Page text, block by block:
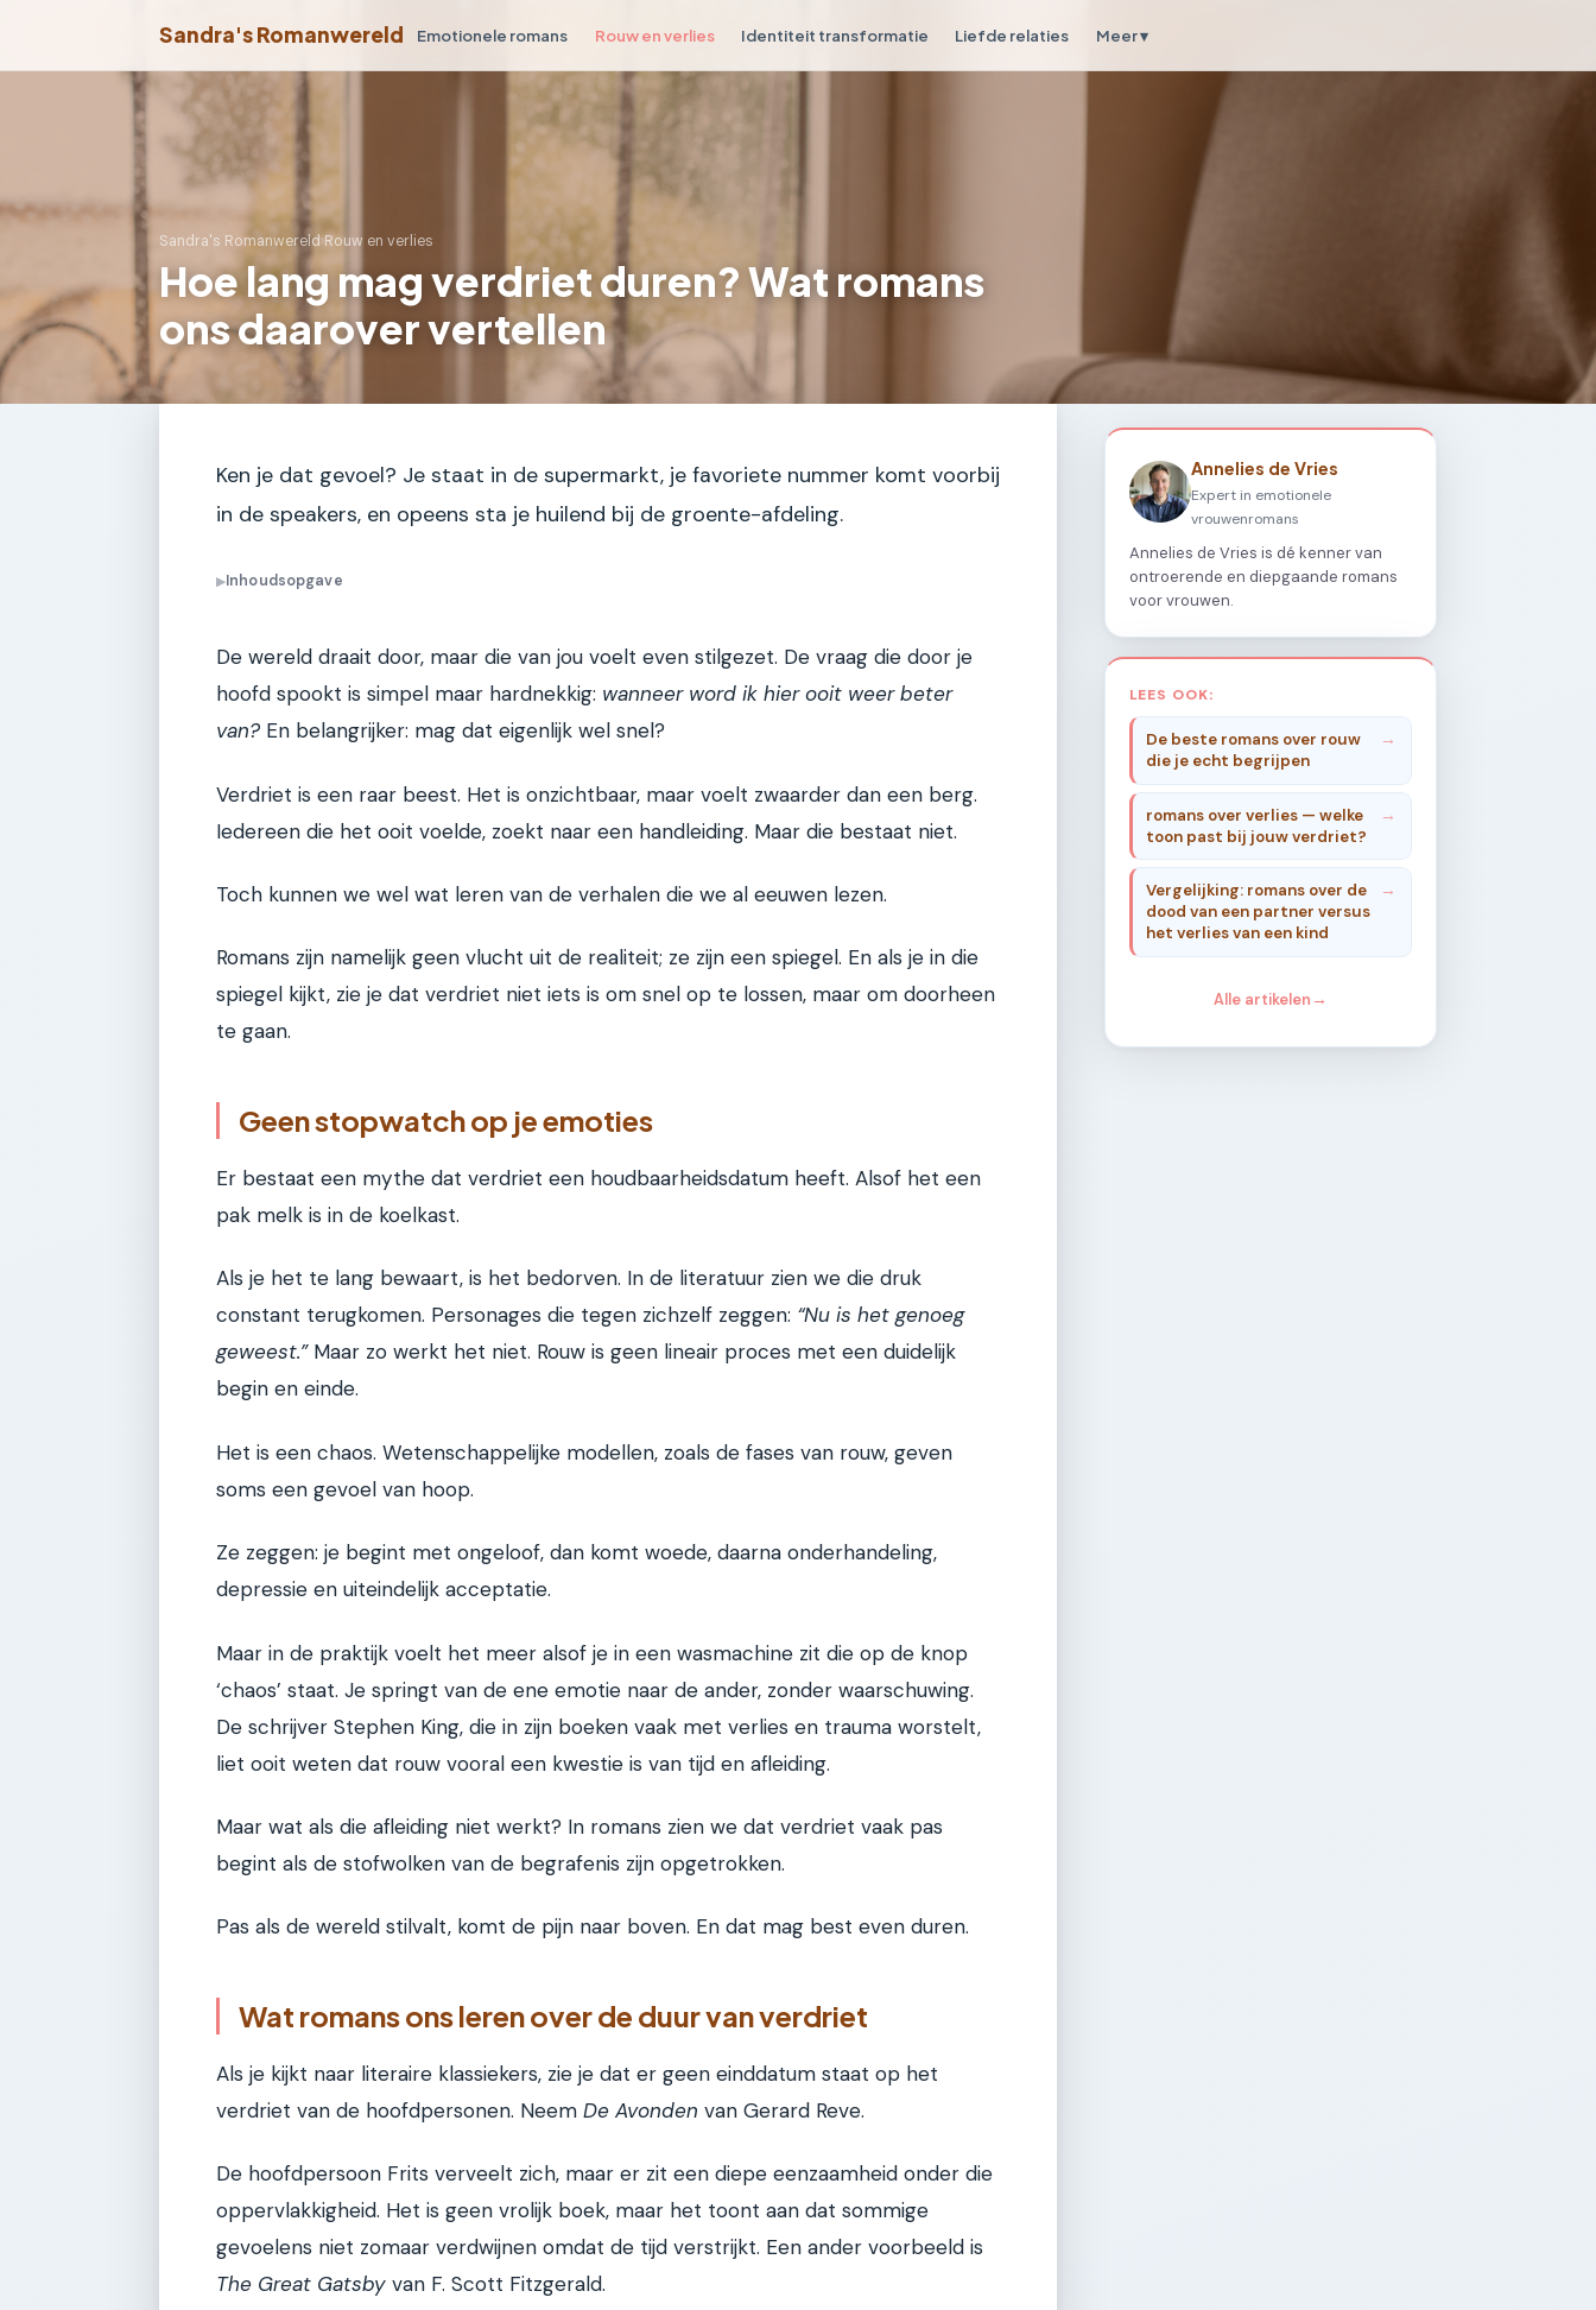
Sandra's Romanwereld Emotionele romans Rouw en verlies Identiteit transformatie Liefde relaties Meer ▾
Sandra's Romanwereld›Rouw en verlies
Hoe lang mag verdriet duren? Wat romans
ons daarover vertellen
Ken je dat gevoel? Je staat in de supermarkt, je favoriete nummer komt voorbij
in de speakers, en opeens sta je huilend bij de groente-afdeling.
▶Inhoudsopgave
De wereld draait door, maar die van jou voelt even stilgezet. De vraag die door je
hoofd spookt is simpel maar hardnekkig: wanneer word ik hier ooit weer beter
van? En belangrijker: mag dat eigenlijk wel snel?
Verdriet is een raar beest. Het is onzichtbaar, maar voelt zwaarder dan een berg.
Iedereen die het ooit voelde, zoekt naar een handleiding. Maar die bestaat niet.
Toch kunnen we wel wat leren van de verhalen die we al eeuwen lezen.
Romans zijn namelijk geen vlucht uit de realiteit; ze zijn een spiegel. En als je in die
spiegel kijkt, zie je dat verdriet niet iets is om snel op te lossen, maar om doorheen
te gaan.
Geen stopwatch op je emoties
Er bestaat een mythe dat verdriet een houdbaarheidsdatum heeft. Alsof het een
pak melk is in de koelkast.
Als je het te lang bewaart, is het bedorven. In de literatuur zien we die druk
constant terugkomen. Personages die tegen zichzelf zeggen: “Nu is het genoeg
geweest.”Maar zo werkt het niet. Rouw is geen lineair proces met een duidelijk
begin en einde.
Het is een chaos. Wetenschappelijke modellen, zoals de fases van rouw, geven
soms een gevoel van hoop.
Ze zeggen: je begint met ongeloof, dan komt woede, daarna onderhandeling,
depressie en uiteindelijk acceptatie.
Maar in de praktijk voelt het meer alsof je in een wasmachine zit die op de knop
‘chaos’ staat. Je springt van de ene emotie naar de ander, zonder waarschuwing.
De schrijver Stephen King, die in zijn boeken vaak met verlies en trauma worstelt,
liet ooit weten dat rouw vooral een kwestie is van tijd en afleiding.
Maar wat als die afleiding niet werkt? In romans zien we dat verdriet vaak pas
begint als de stofwolken van de begrafenis zijn opgetrokken.
Pas als de wereld stilvalt, komt de pijn naar boven. En dat mag best even duren.
Wat romans ons leren over de duur van verdriet
Als je kijkt naar literaire klassiekers, zie je dat er geen einddatum staat op het
verdriet van de hoofdpersonen. Neem De Avonden van Gerard Reve.
De hoofdpersoon Frits verveelt zich, maar er zit een diepe eenzaamheid onder die
oppervlakkigheid. Het is geen vrolijk boek, maar het toont aan dat sommige
gevoelens niet zomaar verdwijnen omdat de tijd verstrijkt. Een ander voorbeeld is
The Great Gatsby van F. Scott Fitzgerald.
Annelies de Vries
Expert in emotionele
vrouwenromans
Annelies de Vries is dé kenner van
ontroerende en diepgaande romans
voor vrouwen.
LEES OOK:
De beste romans over rouw
die je echt begrijpen
romans over verlies — welke
toon past bij jouw verdriet?
Vergelijking: romans over de
dood van een partner versus
het verlies van een kind
Alle artikelen